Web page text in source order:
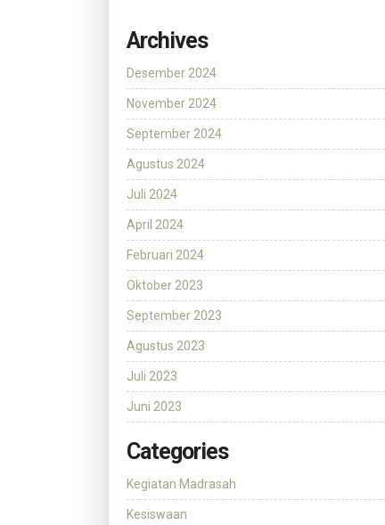
Archives
Desember 2024
November 2024
September 2024
Agustus 2024
Juli 2024
April 2024
Februari 2024
Oktober 2023
September 2023
Agustus 2023
Juli 2023
Juni 2023
Categories
Kegiatan Madrasah
Kesiswaan